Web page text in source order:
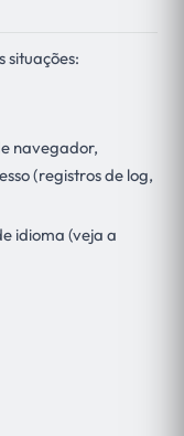
situações:
navegador,
(registros de log,
idioma (veja a